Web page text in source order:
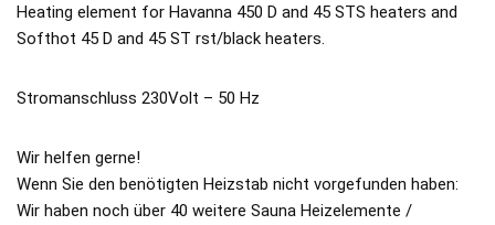
Heating element for Havanna 450 D and 45 STS heaters and
Softhot 45 D and 45 ST rst/black heaters.
Stromanschluss 230Volt – 50 Hz
Wir helfen gerne!
Wenn Sie den benötigten Heizstab nicht vorgefunden haben:
Wir haben noch über 40 weitere Sauna Heizelemente /